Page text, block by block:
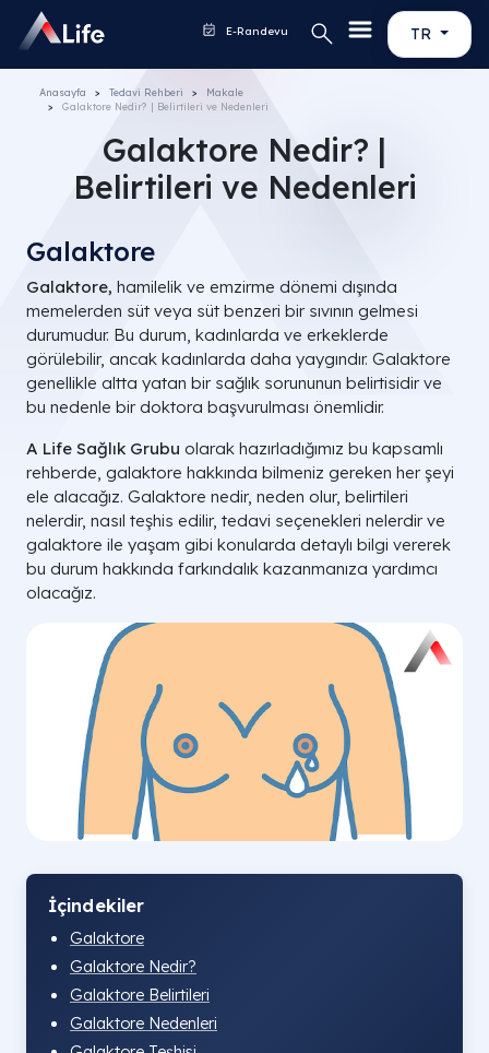
TR
E-Randevu
Anasayfa Tedavi Rehberi
Makale
Galaktore Nedir? | Belirtileri ve Nedenleri
Galaktore Nedir? |
Belirtileri ve Nedenleri
Galaktore
Galaktore, hamilelik ve emzirme dönemi dışında
memelerden süt veya süt benzeri bir sıvının gelmesi
durumudur. Bu durum, kadınlarda ve erkeklerde
görülebilir, ancak kadınlarda daha yaygındır. Galaktore
genellikle altta yatan bir sağlık sorununun belirtisidir ve
bu nedenle bir doktora başvurulması önemlidir.
A Life Sağlık Grubu olarak hazırladığımız bu kapsamlı
rehberde, galaktore hakkında bilmeniz gereken her şeyi
ele alacağız. Galaktore nedir, neden olur, belirtileri
nelerdir, nasıl teşhis edilir, tedavi seçenekleri nelerdir ve
galaktore ile yaşam gibi konularda detaylı bilgi vererek
bu durum hakkında farkındalık kazanmanıza yardımcı
olacağız.
İçindekiler
Galaktore
Galaktore Nedir?
Galaktore Belirtileri
Galaktore Nedenleri